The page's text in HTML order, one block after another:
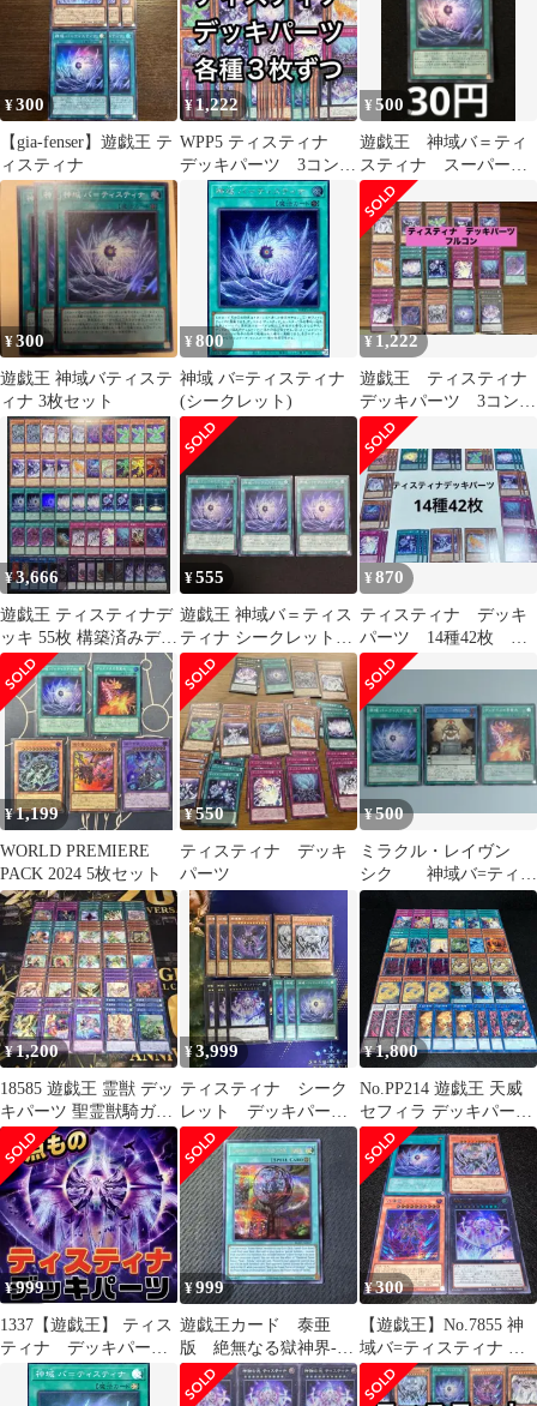
¥300
【gia-fenser】遊戯王 テ
ィスティナ
¥1,222
WPP5 ティスティナ
デッキパーツ 3コン
15種類3枚ずつ45枚セッ
¥500
遊戯王 神域バ＝ティ
スティナ スーパーレ
ア
¥300
遊戯王 神域バティステ
ィナ 3枚セット
¥800
神域 バ=ティスティナ
(シークレット)
¥1,222
遊戯王 ティスティナ
デッキパーツ 3コン
フルコン シークレッ
トあり WPP5
¥3,666
遊戯王 ティスティナデ
ッキ 55枚 構築済みデッ
キ EXデッキ付き
¥555
遊戯王 神域バ＝ティス
ティナ シークレット
3枚セット
¥870
ティスティナ デッキ
パーツ 14種42枚 遊
戯王
¥1,199
WORLD PREMIERE
PACK 2024 5枚セット
¥550
ティスティナ デッキ
パーツ
¥500
ミラクル・レイヴン
シク 神域バ=ティス
ティナ ヴェイドスの
目覚め
¥1,200
18585 遊戯王 霊獣 デッ
キパーツ 聖霊獣騎ガイ
アペライオ ペトルフィ
ン 他
¥3,999
ティスティナ シーク
レット デッキパー
ツ 遊戯王ジェネシ
ス GENESIS
¥1,800
No.PP214 遊戯王 天威
セフィラ デッキパーツ
天威龍アシュナ アーダ
ラ ヴィシュダ
¥999
1337【遊戯王】 ティス
ティナ デッキパー
ツ 即購入ok
¥999
遊戯王カード 泰亜
版 絶無なる獄神界-ヴ
ィードリア シークレ
ットレア
¥300
【遊戯王】No.7855 神
域バ=ティスティナ 結
晶神ティスティナ 結瘴
龍ティスティナ 神蝕む